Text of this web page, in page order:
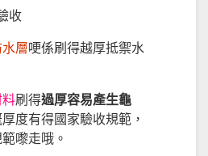
收
水層哽係刷得越厚抵禦水
料刷得過厚容易產生龜
厚度有得國家驗收規範，
嚟走哦。